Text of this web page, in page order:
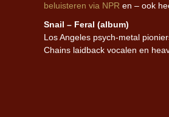
beluisteren via NPR en – ook
Snail – Feral (album)
Los Angeles psych-metal
Chains laidback vocalen en